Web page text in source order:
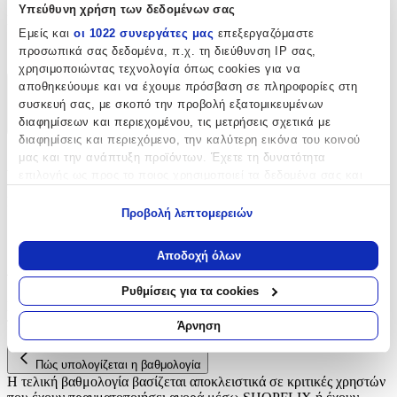
Υπεύθυνη χρήση των δεδομένων σας
Εμείς και οι 1022 συνεργάτες μας επεξεργαζόμαστε
προσωπικά σας δεδομένα, π.χ. τη διεύθυνση IP σας,
χρησιμοποιώντας τεχνολογία όπως cookies για να
αποθηκεύουμε και να έχουμε πρόσβαση σε πληροφορίες στη
συσκευή σας, με σκοπό την προβολή εξατομικευμένων
διαφημίσεων και περιεχομένου, τις μετρήσεις σχετικά με
διαφημίσεις και περιεχόμενο, την καλύτερη εικόνα του κοινού
μας και την ανάπτυξη προϊόντων. Έχετε τη δυνατότητα
Να συλλέξουμε πληροφορίες σχετικά με τη γεωγραφική
σας τοποθεσία, οι οποίες μπορεί να είναι ακριβείς σε
απόσταση μερικών μέτρων
Να αναγνωρίσουμε τη συσκευή σας σαρώνοντας ενεργά
για συγκεκριμένα χαρακτηριστικά (δακτυλικό αποτύπωμα)
Μάθετε περισσότερα σχετικά με τον τρόπο επεξεργασίας των
προσωπικών σας δεδομένων και καθορίστε τις προτιμήσεις σας
στηνενότητα “Λεπτομέρειες”. Μπορείτε να αλλάξετε ή να
ανακαλέσετε τη συγκατάθεσή σας ανά πάσα στιγμή από τη
Προβολή λεπτομερειών
Αποδοχή όλων
Ρυθμίσεις για τα cookies
Άρνηση
Κουμπιά
Χαρακτηριστικά
+
Χαρακτηριστικά
Αξιολογήσεις
Προς το παρόν δεν υπάρχουν άλλες αξιολογήσεις. Όταν
προστεθούν, θα εμφανιστούν εδώ.
Πώς υπολογίζεται η βαθμολογία
Η τελική βαθμολογία βασίζεται αποκλειστικά σε κριτικές χρηστών